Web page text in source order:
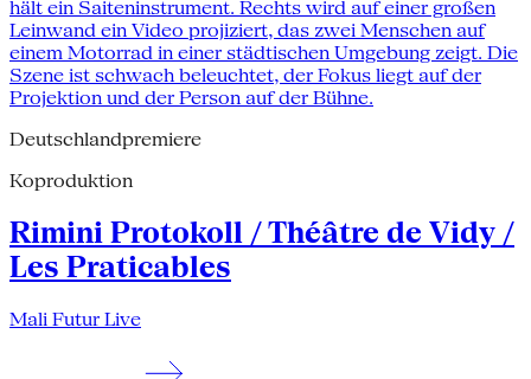
Deutschlandpremiere
Koproduktion
Rimini Protokoll / Théâtre de Vidy /
Les Praticables
Mali Futur Live